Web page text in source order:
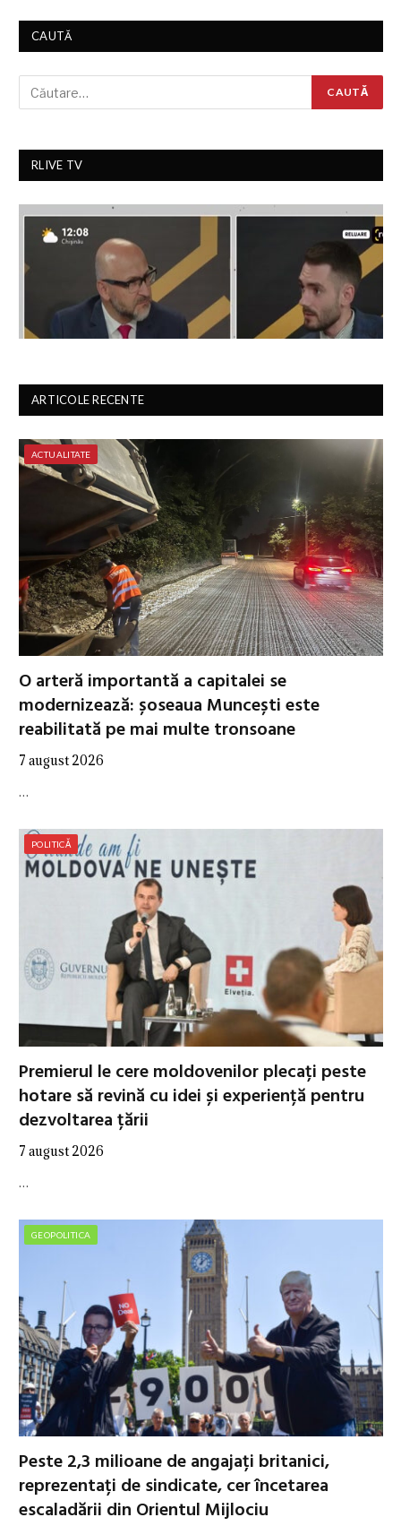
CAUTĂ
RLIVE TV
ARTICOLE RECENTE
ACTUALITATE
O arteră importantă a capitalei se
modernizează: șoseaua Muncești este
reabilitată pe mai multe tronsoane
7 august 2026
…
POLITICĂ
Premierul le cere moldovenilor plecați peste
hotare să revină cu idei și experiență pentru
dezvoltarea țării
7 august 2026
…
GEOPOLITICA
Peste 2,3 milioane de angajați britanici,
reprezentați de sindicate, cer încetarea
escaladării din Orientul Mijlociu